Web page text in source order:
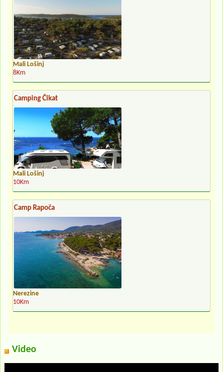
Mali Lošinj
8Km
Camping Čikat
Mali Lošinj
10Km
Camp Rapoča
Nerezine
10Km
Video